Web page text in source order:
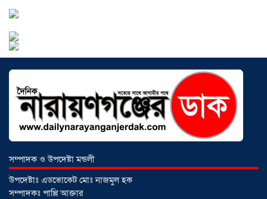
নেতৃত্বে বাঁধন-ইমন ০২ আগস্ট ২০২৬
আড়াইহাজারে বিএনপি-জামায়াতের মিছিলে
মুখোমুখি অবস্থান
০১ আগস্ট ২০২৬
সোনারগাঁয়ে দুটি হাসপাতালকে ভ্রাম্যমান
আদালতের ৩ লাখ টাকা জরিমানা
সম্পাদক ও উপদেষ্টা মন্ডলী
উপদেষ্টাঃ এডভোকেট মোঃ নাজমুল হক
সম্পাদকঃ পাপ্পি আক্তার